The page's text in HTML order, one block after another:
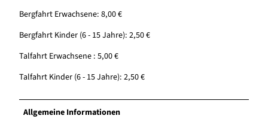
Bergfahrt Erwachsene: 8,00 €
Bergfahrt Kinder (6 - 15 Jahre): 2,50 €
Talfahrt Erwachsene : 5,00 €
Talfahrt Kinder (6 - 15 Jahre): 2,50 €
Allgemeine Informationen